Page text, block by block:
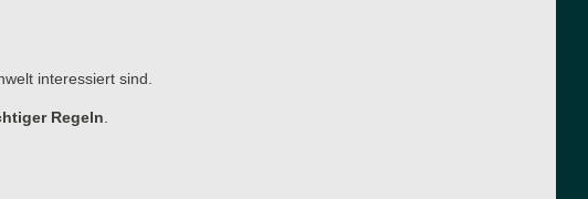
interessiert sind.
Regeln